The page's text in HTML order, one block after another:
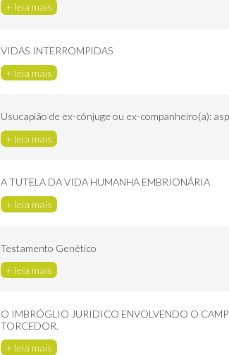
+ leia mais
VIDAS INTERROMPIDAS
+ leia mais
Usucapião de ex-cônjuge ou ex-companheiro(a):
+ leia mais
A TUTELA DA VIDA HUMANHA EMBRIONÁRIA
+ leia mais
Testamento Genético
+ leia mais
O IMBRÓGLIO JURIDICO ENVOLVENDO O
TORCEDOR.
+ leia mais